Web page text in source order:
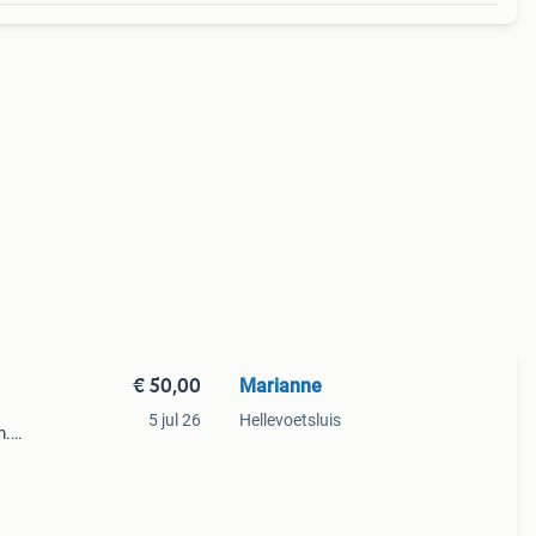
€ 50,00
5 jul 26
Marianne
Hellevoetsluis